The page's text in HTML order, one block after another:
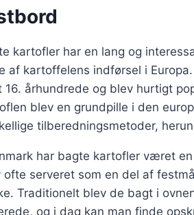
kartofler har en lang og
af kartoffelens indførsel i
16. århundrede og blev hurtigt
blev en grundpille i den
tilberedningsmetoder,
har bagte kartofler været
ofte serveret som en del af
Traditionelt blev de bagt i
og i dag kan man finde